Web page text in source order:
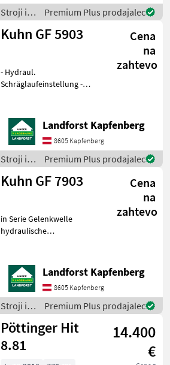
Wartezeiten oder
Wegstrecken zu ersp
Stroji in
oprema
za žetev
/ Kuhn
Premium Plus prodajalec
Kuhn GF 5903
Cena
na
zahtevo
- Hydraul.
Schräglaufeinstellung -
Gelenkwelle - Wickelschutz
- Beleuchtung Um Ihnen
unnötige Wartezeiten oder
Wegstr
Landforst Kapfenberg
8605 Kapfenberg
Stroji in
oprema
za žetev
/ Kuhn
Premium Plus prodajalec
Kuhn GF 7903
Cena
na
zahtevo
in Serie Gelenkwelle
hydraulische
3-Punkt Anbau mit
Schwenkbock Um Ihnen
unnötige Wartezeiten oder
Wegstrecken
Landforst Kapfenberg
8605 Kapfenberg
Stroji in
oprema
za žetev
in
spravilo
Premium Plus prodajalec
Pöttinger Hit
8.81
14.400
€